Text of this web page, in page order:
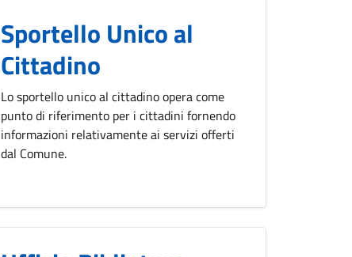
Sportello Unico al
Cittadino
Lo sportello unico al cittadino opera come
punto di riferimento per i cittadini fornendo
informazioni relativamente ai servizi offerti
dal Comune.